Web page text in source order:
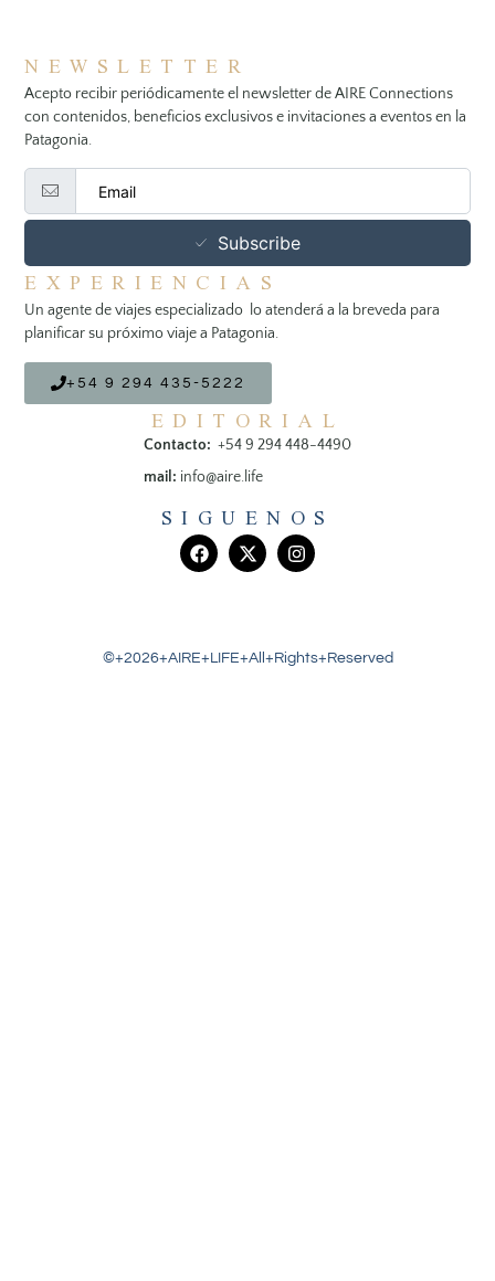
NEWSLETTER
Acepto recibir periódicamente el newsletter de AIRE Connections
con contenidos, beneficios exclusivos e invitaciones a eventos en la
Patagonia.
Subscribe
EXPERIENCIAS
Un agente de viajes especializado lo atenderá a la breveda para
planificar su próximo viaje a Patagonia.
+54 9 294 435-5222
EDITORIAL
Contacto: +54 9 294 448-4490
mail: info@aire.life
SIGUENOS
©+2026+AIRE+LIFE+All+Rights+Reserved